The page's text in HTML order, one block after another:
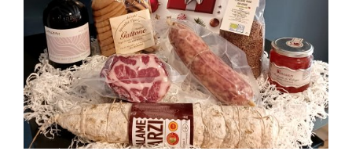
SCEGLI QUESTO
PRODOTTO
HA
PIÙ
VARIANTI.
LE
OPZIONI
POSSONO
ESSERE
SCELTE
/
DETTAGLI